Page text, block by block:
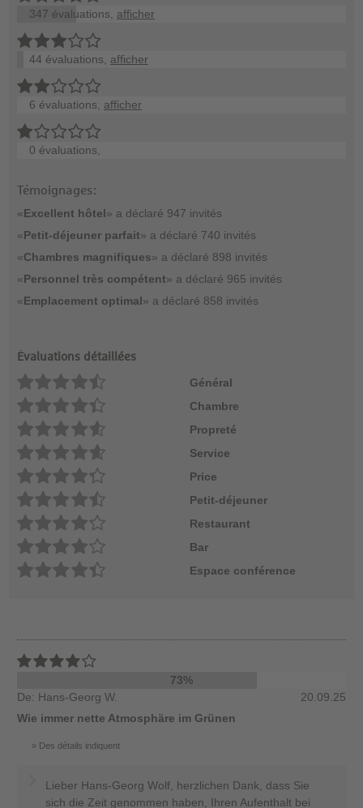
347 évaluations, afficher
44 évaluations, afficher
6 évaluations, afficher
0 évaluations,
Témoignages:
«Excellent hôtel» a déclaré 947 invités
«Petit-déjeuner parfait» a déclaré 740 invités
«Chambres magnifiques» a déclaré 898 invités
«Personnel très compétent» a déclaré 965 invités
«Emplacement optimal» a déclaré 858 invités
Évaluations détaillées
Général
Chambre
Propreté
Service
Price
Petit-déjeuner
Restaurant
Bar
Espace conférence
73%
De: Hans-Georg W.
20.09.25
Wie immer nette Atmosphäre im Grünen
Des détails indiquent
Lieber Hans-Georg Wolf, herzlichen Dank, dass Sie
sich die Zeit genommen haben, Ihren Aufenthalt bei